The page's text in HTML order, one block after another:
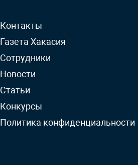
Контакты
Газета Хакасия
Сотрудники
Новости
Статьи
Конкурсы
Политика конфиденциальности